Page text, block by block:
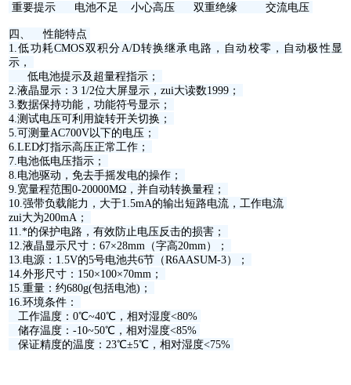
重要提示 电池不足 小心高压 双重绝缘 交流电压
四、 性能特点
1.低功耗CMOS双积分A/D转换继承电路，自动校零，自动极性显
示，
低电池提示及超量程指示；
2.液晶显示：3 1/2位大屏显示，zui大读数1999；
3.数据保持功能，功能符号显示；
4.测试电压可利用旋转开关切换；
5.可测量AC700V以下的电压；
6.LED灯指示高压正常工作；
7.电池低电压指示；
8.电池驱动，免去手摇发电的操作；
9.宽量程范围0-20000MΩ，并自动转换量程；
10.强带负载能力，大于1.5mA的输出短路电流，工作电流
zui大为200mA；
11.*的保护电路，有效防止电压反击的损害；
12.液晶显示尺寸：67×28mm（字高20mm）；
13.电源：1.5V的5号电池共6节（R6AASUM-3）；
14.外形尺寸：150×100×70mm；
15.重量：约680g(包括电池)；
16.环境条件：
工作温度：0℃~40℃，相对湿度<80%
储存温度：-10~50℃，相对湿度<85%
保证精度的温度：23℃±5℃，相对湿度<75%